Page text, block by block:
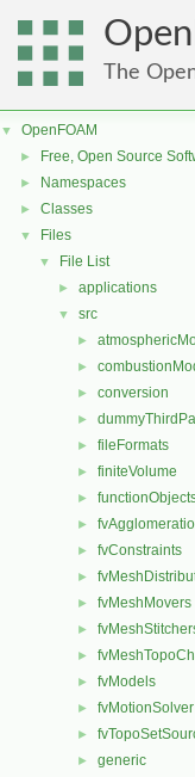
The
▼ OpenFOAM
► Free, Open Source
► Namespaces
► Classes
▼ Files
▼ File List
► applications
▼ src
►
►
► conversion
►
► fileFormats
► finiteVolume
►
►
► fvConstraints
►
► fvMeshMovers
►
►
► fvModels
► fvMotionSolver
►
► generic